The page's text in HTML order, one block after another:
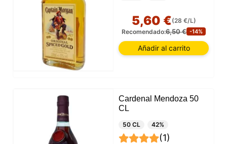
5,60 €(28 €/L)
Recomendado:6,50 € -14%
Añadir al carrito
Cardenal Mendoza 50
CL
50 CL 42%
(1)